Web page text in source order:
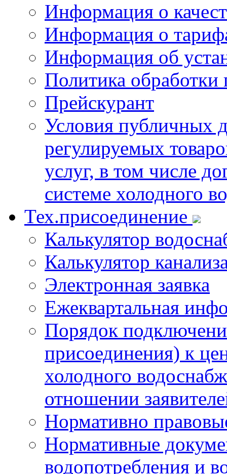
Информация о
Информация о
Информация об
Политика
Прейскурант
Условия публичных
регулируемых
услуг, в том числе
системе холодного
Тех.присоединение
Калькулятор
Калькулятор
Электронная заявка
Ежеквартальная
Порядок
присоединения) к
холодного
отношении
Нормативно
Нормативные
водопотребления и